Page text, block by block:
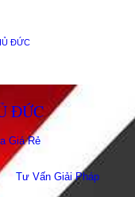
ĐỨC
ĐỨC
Giá Rẻ
Tư Vấn Giải Pháp